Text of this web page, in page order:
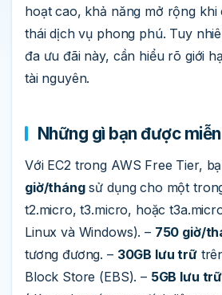
hoạt cao, khả năng mở rộng khi
thái dịch vụ phong phú. Tuy
đa ưu đãi này, cần hiểu rõ giới
tài nguyên.
Những gì bạn được
Với EC2 trong AWS Free Tier,
giờ/thángsử dụng cho một
t2.micro, t3.micro, hoặc
Linux và Windows). – 750 giờ/
tương đương. – 30GB lưu trữ
Block Store (EBS). – 5GB lưu trữ